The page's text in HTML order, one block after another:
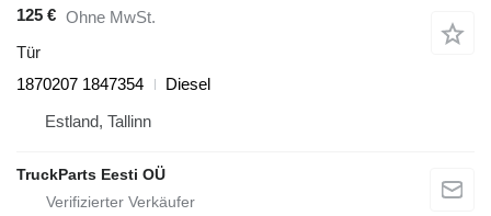
125 € Ohne MwSt.
Tür
1870207 1847354
Diesel
Estland, Tallinn
TruckParts Eesti OÜ